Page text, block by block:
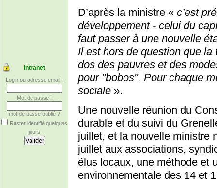
Intranet
Login ou adresse email :
Mot de passe :
mot de passe oublié ?
Rester identifié quelques
jours
D’après la ministre « c’est
développement - celui du
faut passer à une nouvelle
Il est hors de question que
dos des pauvres et des
pour "bobos". Pour chaque
sociale ».
Une nouvelle réunion du
durable et du suivi du
juillet, et la nouvelle ministre
juillet aux associations,
élus locaux, une méthode et
environnementale des 14 et